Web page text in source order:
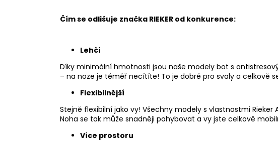
Čím se odlišuje značka RIEKER od konkurence:
Lehčí
Díky minimální hmotnosti jsou naše modely bot s
– na noze je téměř necítíte! To je dobré pro svaly a celkově
Flexibilnější
Stejně flexibilní jako vy! Všechny modely s vlastnostmi
Noha se tak může snadněji pohybovat a vy jste celkově
Více prostoru